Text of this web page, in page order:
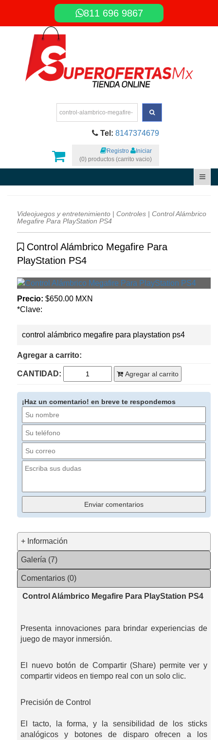
811 696 9867
Tel: 8147374679
Registro
Iniciar
(0) productos (carrito vacio)
Videojuegos y entretenimiento | Controles | Control Alámbrico
Megafire Para PlayStation PS4
Control Alámbrico Megafire Para
PlayStation PS4
Precio: $650.00 MXN
*Clave:
control alámbrico megafire para playstation ps4
Agregar a carrito:
CANTIDAD: Agregar al carrito
¡Haz un comentario! en breve te respondemos
+ Información
Galería (7)
Comentarios (0)
Control Alámbrico Megafire Para PlayStation PS4
Presenta innovaciones para brindar experiencias de
juego de mayor inmersión.
El nuevo botón de Compartir (Share) permite ver y
compartir videos en tiempo real con un solo clic.
Precisión de Control
El tacto, la forma, y la sensibilidad de los sticks
analógicos y botones de disparo ofrecen a los